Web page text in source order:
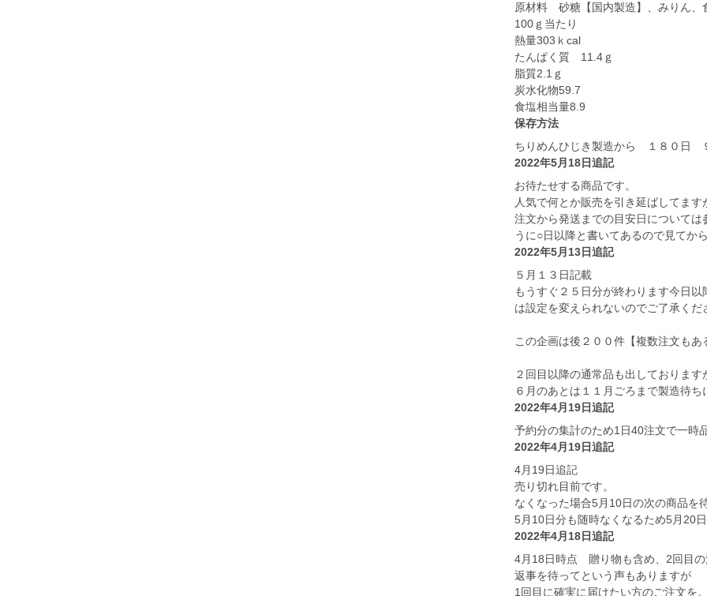
原材料 砂糖【国内製造】、みりん、
100ｇ当たり
熱量303ｋcal
たんぱく質 11.4ｇ
脂質2.1ｇ
炭水化物59.7
食塩相当量8.9
保存方法
ちりめんひじき製造から １８０日
2022年5月18日追記
お待たせする商品です。
人気で何とか販売を引き延ばしてます
注文から発送までの目安日について
うに○日以降と書いてあるので見てか
2022年5月13日追記
５月１３日記載
もうすぐ２５日分が終わります今日
は設定を変えられないのでご了承くだ
この企画は後２００件【複数注文も
２回目以降の通常品も出しております
６月のあとは１１月ごろまで製造待
2022年4月19日追記
予約分の集計のため1日40注文で一時
2022年4月19日追記
4月19日追記
売り切れ目前です。
なくなった場合5月10日の次の商品を
5月10日分も随時なくなるため5月20
2022年4月18日追記
4月18日時点 贈り物も含め、2回目
返事を待ってという声もありますが
1回目に確実に届けたい方のご注文を